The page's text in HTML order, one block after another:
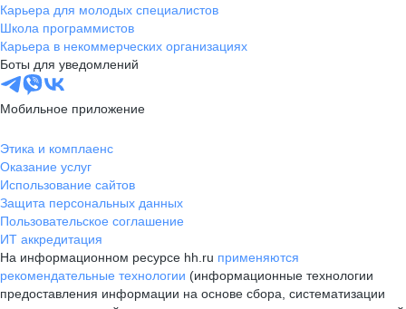
Карьера для молодых специалистов
Школа программистов
Карьера в некоммерческих организациях
Боты для уведомлений
Мобильное приложение
Этика и комплаенс
Оказание услуг
Использование сайтов
Защита персональных данных
Пользовательское соглашение
ИТ аккредитация
На информационном ресурсе hh.ru применяются
рекомендательные технологии (информационные технологии
предоставления информации на основе сбора, систематизации